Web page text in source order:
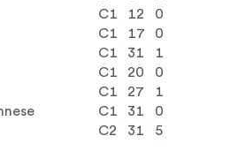
C1 12
0
C1 17
0
C1 31
1
C1 20
0
C1 27
1
C1 31
0
C2 31 5